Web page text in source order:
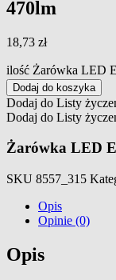
470lm
18,73 zł
ilość Żarówka LED
Dodaj do koszyka
Dodaj do Listy
Dodaj do Listy
Żarówka LED
SKU 8557_315
Opis
Opinie (0)
Opis